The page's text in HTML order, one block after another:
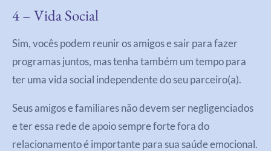
4 – Vida Social
Sim, vocês podem reunir os amigos e sair para fazer
programas juntos, mas tenha também um tempo para
ter uma vida social independente do seu parceiro(a).
Seus amigos e familiares não devem ser negligenciados
e ter essa rede de apoio sempre forte fora do
relacionamento é importante para sua saúde emocional.